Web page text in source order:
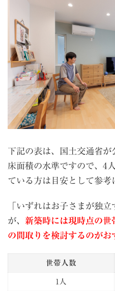
下記の表は、国土交通省
床面積の水準ですので、4
ている方は目安として参考
「いずれはお子さまが独
が、 新築時には現時点の世
の間取りを検討するのがお
世帯人数
1人